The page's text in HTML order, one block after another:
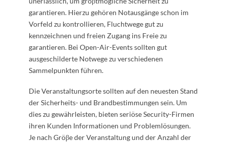
garantieren. Hierzu gehören Notausgänge schon im
Vorfeld zu kontrollieren, Fluchtwege gut zu
kennzeichnen und freien Zugang ins Freie zu
garantieren. Bei Open-Air-Events sollten gut
ausgeschilderte Notwege zu verschiedenen
Sammelpunkten führen.
Die Veranstaltungsorte sollten auf den neuesten Stand
der Sicherheits- und Brandbestimmungen sein. Um
dies zu gewährleisten, bieten seriöse Security-Firmen
ihren Kunden Informationen und Problemlösungen.
Je nach Gröβe der Veranstaltung und der Anzahl der